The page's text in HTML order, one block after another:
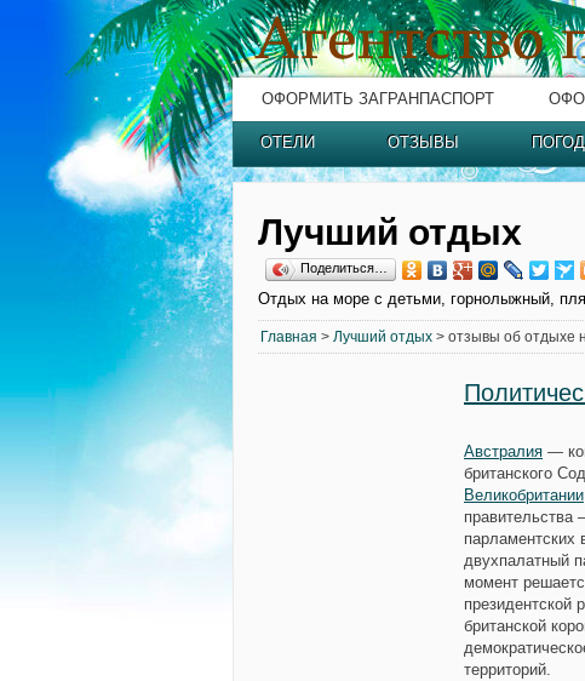
ОФОРМИТЬ ЗАГРАНПАСПОРТ
ОТЕЛИ ОТЗЫВЫ
Лучший отдых
Поделиться…
Отдых на море с детьми, горнолыжный,
Главная > Лучший отдых > отзывы об отдыхе
Австралия —
британского
Великобритании
правительства
парламентских
двухпалатный
момент
президентской
британской
территорий.